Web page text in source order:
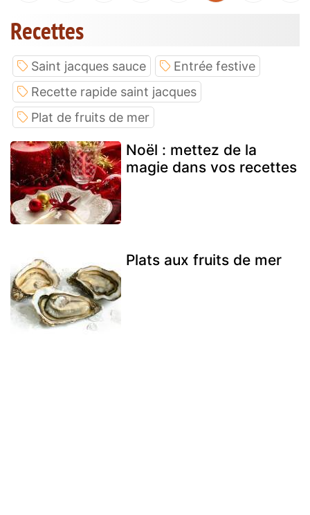
Recettes
Saint jacques sauce
Entrée festive
Recette rapide saint jacques
Plat de fruits de mer
Noël : mettez de la
magie dans vos recettes
Plats aux fruits de mer